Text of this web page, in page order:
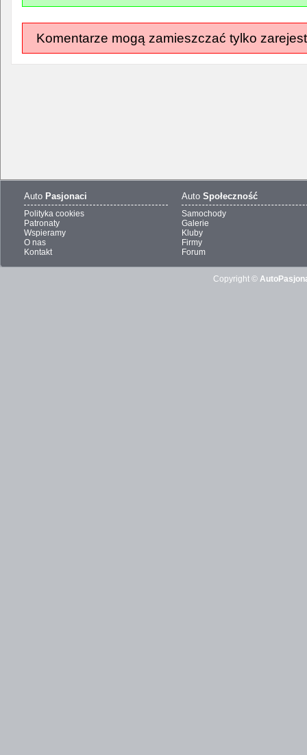
Komentarze mogą zamieszczać tylko
Auto Pasjonaci
Polityka cookies
Patronaty
Wspieramy
O nas
Kontakt
Auto Społeczność
Samochody
Galerie
Kluby
Firmy
Forum
Copyright ©